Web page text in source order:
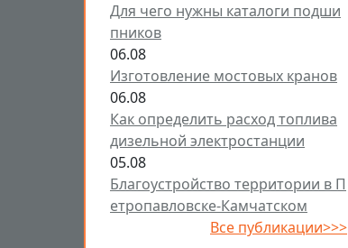
Для чего нужны каталоги подши
пников
06.08
Изготовление мостовых кранов
06.08
Как определить расход топлива
дизельной электростанции
05.08
Благоустройство территории в П
етропавловске-Камчатском
Все публикации>>>